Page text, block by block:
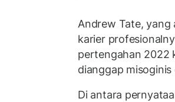
Andrew Tate, yang
karier
pertengahan 2022
dianggap
Di antara